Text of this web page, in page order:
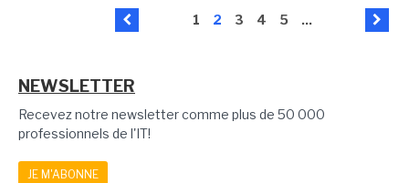
1 2 3 4 5 ...
NEWSLETTER
Recevez notre newsletter comme plus de 50 000
professionnels de l'IT!
JE M'ABONNE